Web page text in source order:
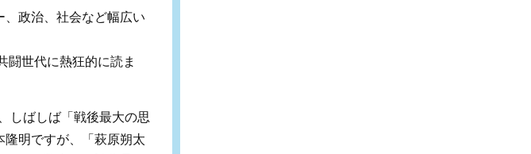
政治、社会など幅広い
闘世代に熱狂的に読ま
しばしば「戦後最大の思
明ですが、「萩原朔太